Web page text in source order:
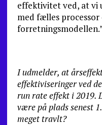
effektivitet ved, at
med fælles
I udmelder, at
effektiviseringer ved
run rate effekt i 2019.
være på plads senest
meget travlt?